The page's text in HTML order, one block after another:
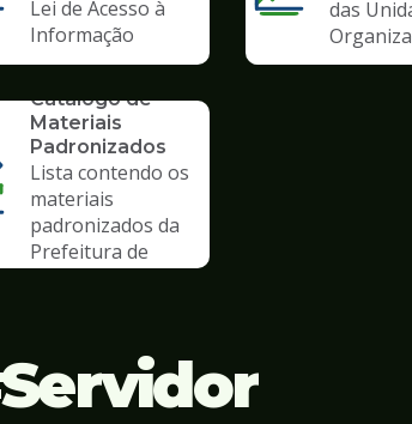
Lei de Acesso à
Informação
das
Catálogo de
Materiais
Padronizados
Lista contendo os
materiais
padronizados da
Prefeitura de
Servidor